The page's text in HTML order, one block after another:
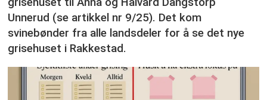
Unnerud (se artikkel nr 9/25). Det kom
svinebønder fra alle landsdeler for å se det nye
grisehuset i Rakkestad.